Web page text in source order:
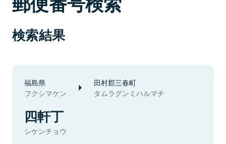
検索結果
福島県
フクシマケン
田村郡三春町
タムラグンミハルマチ
四軒丁
シケンチョウ